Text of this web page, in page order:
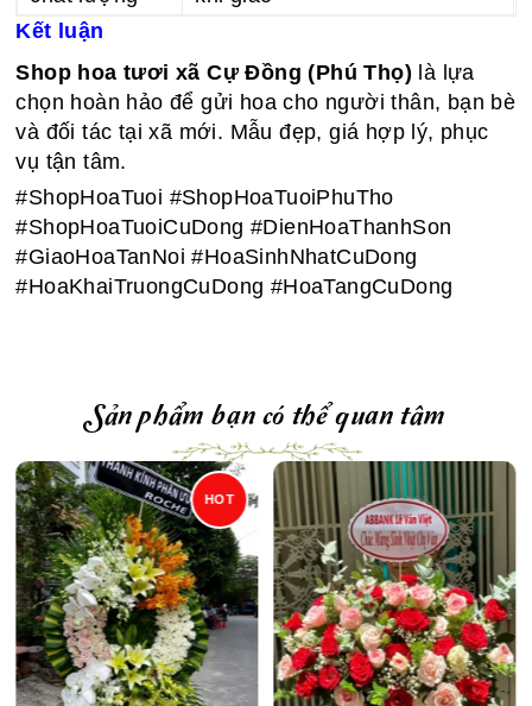
Kết luận
Shop hoa tươi xã Cự Đồng (Phú Thọ) là lựa
chọn hoàn hảo để gửi hoa cho người thân, bạn bè
và đối tác tại xã mới. Mẫu đẹp, giá hợp lý, phục
vụ tận tâm.
#ShopHoaTuoi #ShopHoaTuoiPhuTho
#ShopHoaTuoiCuDong #DienHoaThanhSon
#GiaoHoaTanNoi #HoaSinhNhatCuDong
#HoaKhaiTruongCuDong #HoaTangCuDong
Sản phẩm bạn có thể quan tâm
HOT